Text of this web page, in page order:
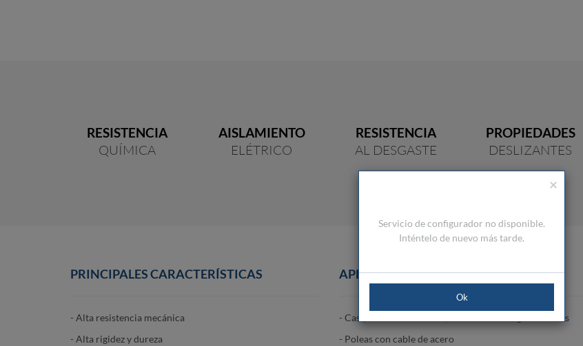
RESISTENCIA
QUÍMICA
AISLAMIENTO
ELÉTRICO
RESISTENCIA
AL DESGASTE
PROPIEDADES
DESLIZANTES
PRINCIPALESCARACTERÍSTICAS
- Alta resistencia mecánica
- Alta rigidez y dureza
APLICACIONES
- Casquillos con rotación, sometidos a cargas elevadas
- Poleas con cable de acero
×
Servicio de configurador no disponible.
Inténtelo de nuevo más tarde.
Ok